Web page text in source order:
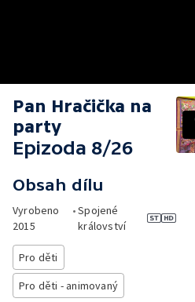
Pan Hračička na
party
Epizoda 8/26
Obsah dílu
Vyrobeno
2015
•Spojené
království
Pro děti
Pro děti - animovaný